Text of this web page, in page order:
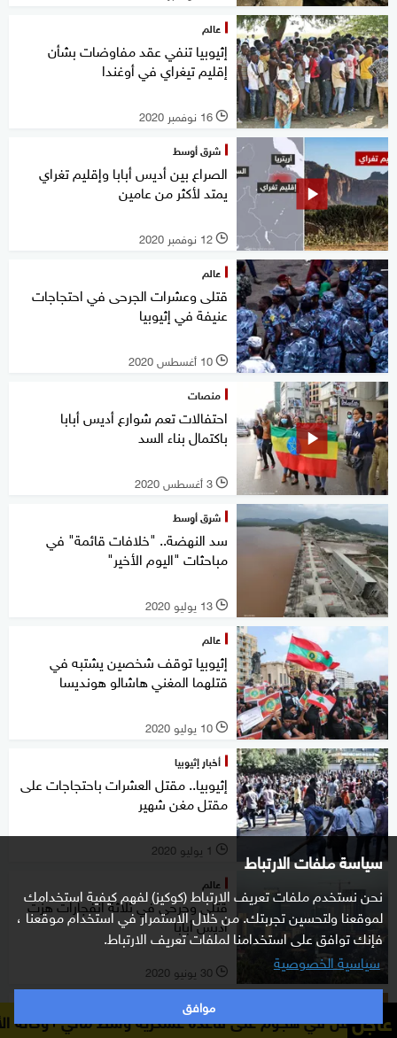
سياسة ملفات الارتباط
نحن نستخدم ملفات تعريف الارتباط (كوكيز) لفهم كيفية استخدامك
لموقعنا ولتحسين تجربتك. من خلال الاستمرار في استخدام موقعنا ،
فإنك توافق على استخدامنا لملفات تعريف الارتباط.
سياسية الخصوصية
موافق
عالم
إثيوبيا تنفي عقد مفاوضات بشأن
إقليم تيغراي في أوغندا
l 16 نوفمبر 2020
شرق أوسط
الصراع بين أديس أبابا وإقليم تغراي
يمتد لأكثر من عامين
l 12 نوفمبر 2020
عالم
قتلى وعشرات الجرحى في احتجاجات
عنيفة في إثيوبيا
l 10 أغسطس 2020
منصات
احتفالات تعم شوارع أديس أبابا
باكتمال بناء السد
l 3 أغسطس 2020
شرق أوسط
سد النهضة.. "خلافات قائمة" في
مباحثات "اليوم الأخير"
l 13 يوليو 2020
عالم
إثيوبيا توقف شخصين يشتبه في
قتلهما المغني هاشالو هونديسا
l 10 يوليو 2020
أخبار إثيوبيا
إثيوبيا.. مقتل العشرات باحتجاجات على
مقتل مغن شهير
l 1 يوليو 2020
عالم
قتلى وجرحى في ثلاثة انفجارات هزت
أديس أبابا
l 30 يونيو 2020
شرق أوسط
حميدتي في أول زيارة إلى العاصمة عاجل وكالة الأنباء الفرنسية: مقتل 10 جنود على الأقل في هجوم على قاعدة